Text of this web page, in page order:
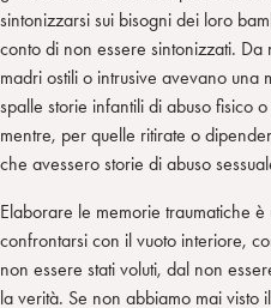
sintonizzarsi sui bisogni dei loro
conto di non essere sintonizzati. Da
madri ostili o intrusive avevano
spalle storie infantili di abuso fisico
mentre, per quelle ritirate o
che avessero storie di abuso
Elaborare le memorie traumatiche
confrontarsi con il vuoto interiore,
non essere stati voluti, dal non
la verità. Se non abbiamo mai visto